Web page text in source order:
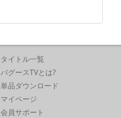
タイトル一覧
バグースTVとは?
単品ダウンロード
マイページ
会員サポート